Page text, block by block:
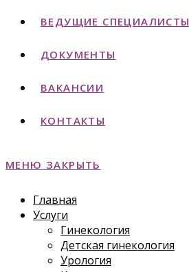
ВЕДУЩИЕ СПЕЦИАЛИСТЫ
ДОКУМЕНТЫ
ВАКАНСИИ
КОНТАКТЫ
МЕНЮ ЗАКРЫТЬ
Главная
Услуги
Гинекология
Детская гинекология
Урология